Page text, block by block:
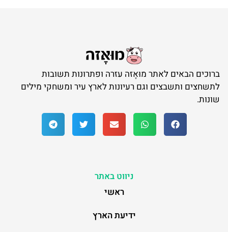
ברוכים הבאים לאתר מוּאָזה עזרה ופתרונות תשובות
לתשחצים ותשבצים וגם רעיונות לארץ עיר ומשחקי מילים
שונות.
ניווט באתר
ראשי
ידיעת הארץ